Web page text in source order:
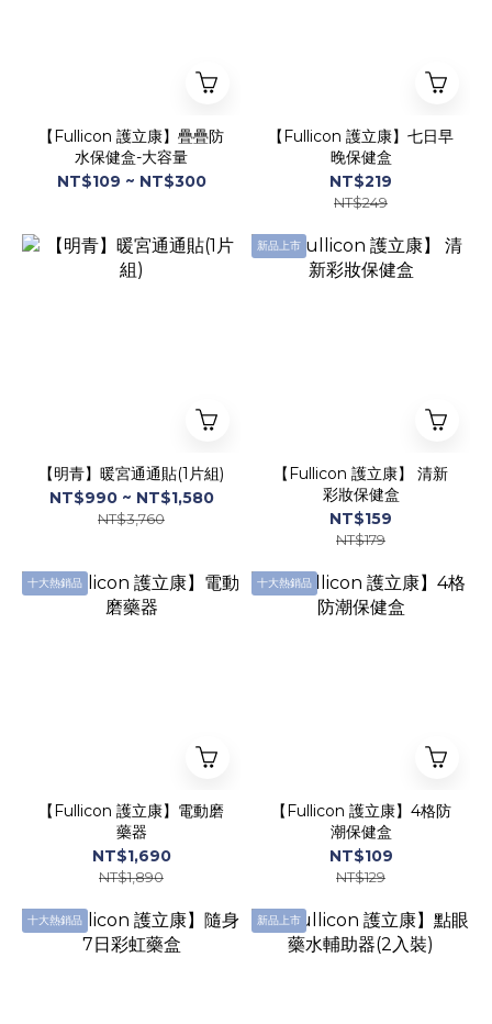
【Fullicon 護立康】疊疊防
水保健盒-大容量
NT$109 ~ NT$300
【Fullicon 護立康】七日早
晚保健盒
NT$219
NT$249
【明青】暖宮通通貼(1片組)
NT$990 ~ NT$1,580
NT$3,760
新品上市
【Fullicon 護立康】 清新
彩妝保健盒
NT$159
NT$179
十大熱銷品
【Fullicon 護立康】電動磨
藥器
NT$1,690
NT$1,890
十大熱銷品
【Fullicon 護立康】4格防
潮保健盒
NT$109
NT$129
十大熱銷品 新品上市